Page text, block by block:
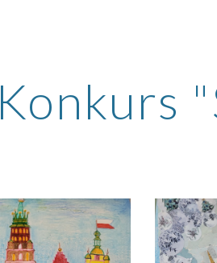
Konkurs "